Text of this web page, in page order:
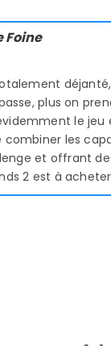
Foine
plus on
le
les
et offrant
2 est à